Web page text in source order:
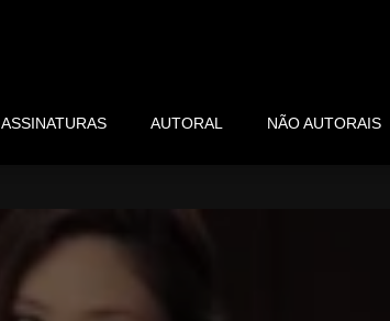
ASSINATURAS AUTORAL NÃO AUTORAIS